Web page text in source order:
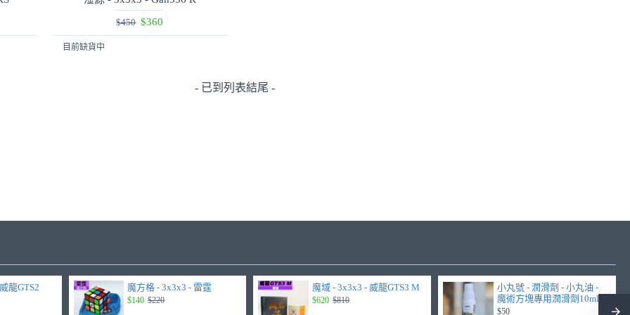
$360
$450
目前缺貨中
- 已到列表結尾 -
龍GTS2 魔方格 - 3x3x3 - 雷霆
$140 $220
魔域 - 3x3x3 - 威龍GTS3 M
$620 $810
小丸號 - 潤滑劑 - 小丸油 -
魔術方塊專用潤滑劑10ml
$50